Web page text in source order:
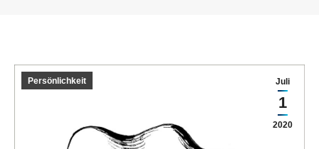
Juli
1
2020
Persönlichkeit